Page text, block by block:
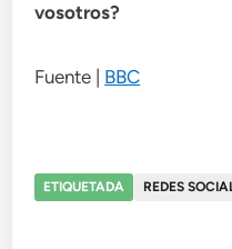
vosotros?
Fuente | BBC
ETIQUETADA REDES